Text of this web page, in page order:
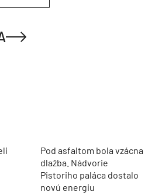
Pod asfaltom bola vzácna
dlažba. Nádvorie
Pistoriho paláca dostalo
novú energiu